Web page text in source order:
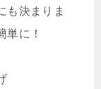
も決まりま
単に！